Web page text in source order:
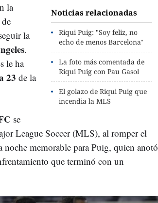
Noticias relacionadas
Riqui Puig: "Soy feliz, no
echo de menos Barcelona"
La foto más comentada de
Riqui Puig con Pau Gasol
El golazo de Riqui Puig que
incendia la MLS
la
la
.
le ha
23 de la
se
League Soccer (MLS), al romper el
noche memorable para Puig, quien anotó
que terminó con un